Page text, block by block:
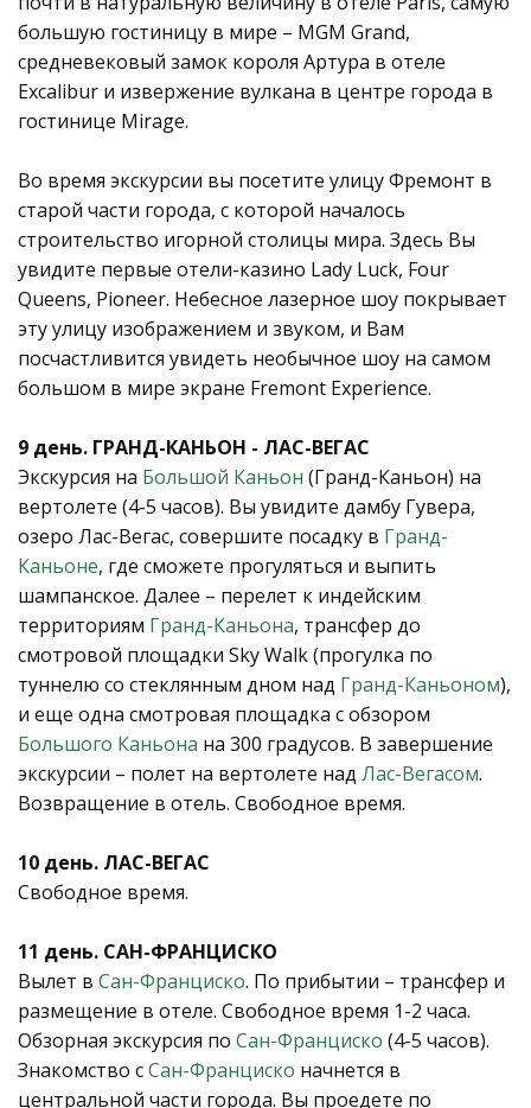
большую гостиницу в мире – MGM Grand,
средневековый замок короля Артура в отеле
Excalibur и извержение вулкана в центре города в
гостинице Mirage.
Во время экскурсии вы посетите улицу Фремонт в
старой части города, с которой началось
строительство игорной столицы мира. Здесь Вы
увидите первые отели-казино Lady Luck, Four
Queens, Pioneer. Небесное лазерное шоу покрывает
эту улицу изображением и звуком, и Вам
посчастливится увидеть необычное шоу на самом
большом в мире экране Fremont Experience.
9 день. ГРАНД-КАНЬОН - ЛАС-ВЕГАС
Экскурсия на Большой Каньон (Гранд-Каньон) на
вертолете (4-5 часов). Вы увидите дамбу Гувера,
озеро Лас-Вегас, совершите посадку в Гранд-
Каньоне, где сможете прогуляться и выпить
шампанское. Далее – перелет к индейским
территориям Гранд-Каньона, трансфер до
смотровой площадки Sky Walk (прогулка по
туннелю со стеклянным дном над Гранд-Каньоном),
и еще одна смотровая площадка с обзором
Большого Каньона на 300 градусов. В завершение
экскурсии – полет на вертолете над Лас-Вегасом.
Возвращение в отель. Свободное время.
10 день. ЛАС-ВЕГАС
Свободное время.
11 день. САН-ФРАНЦИСКО
Вылет в Сан-Франциско. По прибытии – трансфер и
размещение в отеле. Свободное время 1-2 часа.
Обзорная экскурсия по Сан-Франциско (4-5 часов).
Знакомство сСан-Франциско начнется в
центральной части города. Вы проедете по